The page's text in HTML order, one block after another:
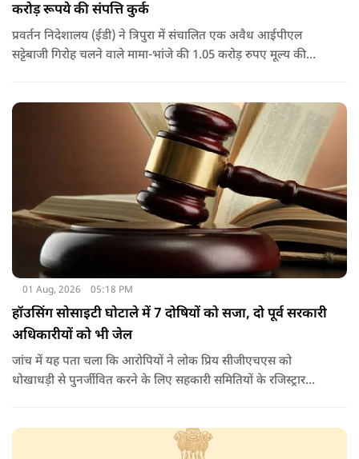
करोड़ रूपये की संपत्ति कुर्क
प्रवर्तन निदेशालय (ईडी) ने त्रिपुरा में संचालित एक अवैध आईपीएल
सट्टेबाजी गिरोह चलने वाले मामा-भांजे की 1.05 करोड़ रुपए मूल्य की
01 Aug, 2026 05:18 PM
हॉउसिंग सोसाइटी घोटाले में 7 दोषियों को सजा, दो पूर्व सरकारी
अधिकारीयों को भी जेल
जांच में यह पता चला कि आरोपियों ने लोक प्रिय सीजीएचएस को
धोखाधड़ी से पुनर्जीवित करने के लिए सहकारी समितियों के रजिस्ट्रार
प्राधिकरण (डीडीए) से भूमि का आवंटन प्राप्त किया.